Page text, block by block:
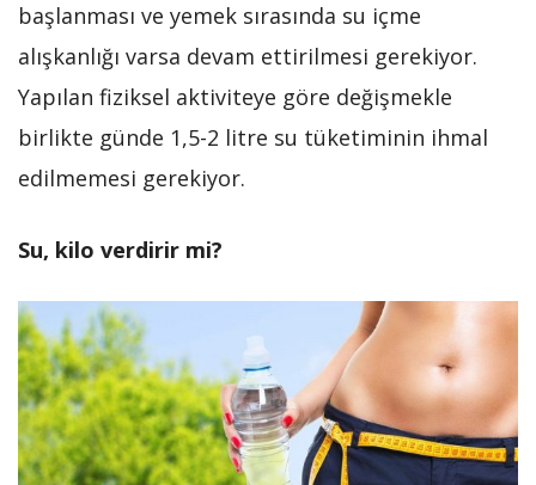
başlanması ve yemek sırasında su içme
alışkanlığı varsa devam ettirilmesi gerekiyor.
Yapılan fiziksel aktiviteye göre değişmekle
birlikte günde 1,5-2 litre su tüketiminin ihmal
edilmemesi gerekiyor.
Su, kilo verdirir mi?